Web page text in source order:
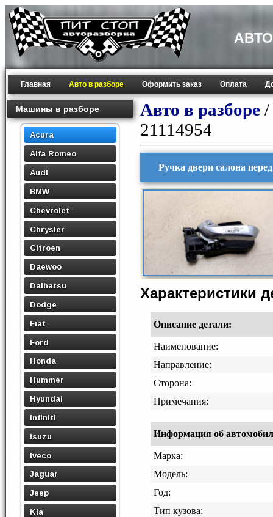
Главная Авто в разборе Оформить заказ Оплата
Машины в разборе
Acura
Alfa Romeo
Audi
BMW
Chevrolet
Chrysler
Citroen
Daewoo
Daihatsu
Dodge
Fiat
Ford
Honda
Hummer
Hyundai
Infiniti
Isuzu
Iveco
Jaguar
Jeep
Kia
Авто в разборе /
21114954
Ручка двери салона
Характеристики
Описание детали:
Наименование:
Направление:
Сторона:
Примечания:
Информация об
Марка:
Модель:
Год:
Тип кузова: